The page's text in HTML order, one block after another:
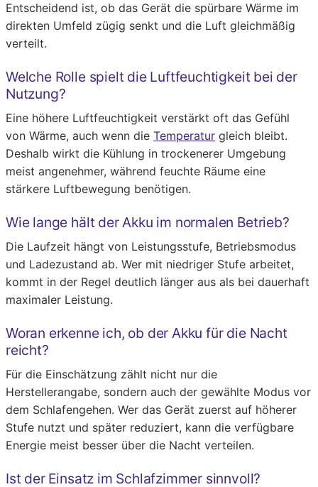
Entscheidend ist, ob das Gerät die spürbare Wärme im
direkten Umfeld zügig senkt und die Luft gleichmäßig
verteilt.
Welche Rolle spielt die Luftfeuchtigkeit bei der
Nutzung?
Eine höhere Luftfeuchtigkeit verstärkt oft das Gefühl
von Wärme, auch wenn die Temperatur gleich bleibt.
Deshalb wirkt die Kühlung in trockenerer Umgebung
meist angenehmer, während feuchte Räume eine
stärkere Luftbewegung benötigen.
Wie lange hält der Akku im normalen Betrieb?
Die Laufzeit hängt von Leistungsstufe, Betriebsmodus
und Ladezustand ab. Wer mit niedriger Stufe arbeitet,
kommt in der Regel deutlich länger aus als bei dauerhaft
maximaler Leistung.
Woran erkenne ich, ob der Akku für die Nacht
reicht?
Für die Einschätzung zählt nicht nur die
Herstellerangabe, sondern auch der gewählte Modus vor
dem Schlafengehen. Wer das Gerät zuerst auf höherer
Stufe nutzt und später reduziert, kann die verfügbare
Energie meist besser über die Nacht verteilen.
Ist der Einsatz im Schlafzimmer sinnvoll?